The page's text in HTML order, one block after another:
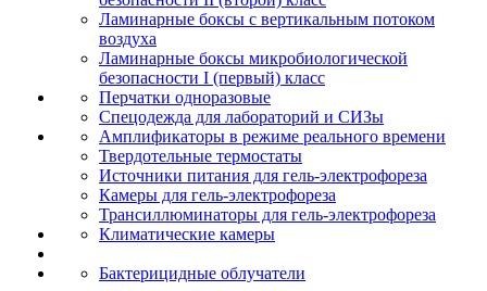
Ламинарные боксы с вертикальным потоком
воздуха
Ламинарные боксы микробиологической
безопасности I (первый) класс
Перчатки одноразовые
Спецодежда для лабораторий и СИЗы
Амплификаторы в режиме реального времени
Твердотельные термостаты
Источники питания для гель-электрофореза
Камеры для гель-электрофореза
Трансиллюминаторы для гель-электрофореза
Климатические камеры
Бактерицидные облучатели